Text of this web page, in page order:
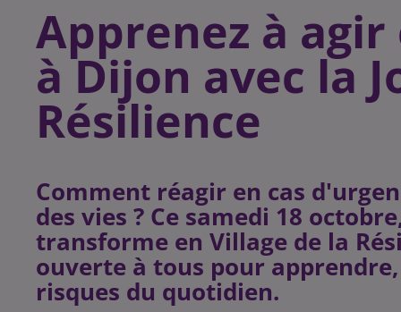
Apprenez à
à Dijon avec la
Résilience
Comment réagir en cas
des vies ? Ce samedi 18
transforme en Village de la
ouverte à tous pour
risques du quotidien.